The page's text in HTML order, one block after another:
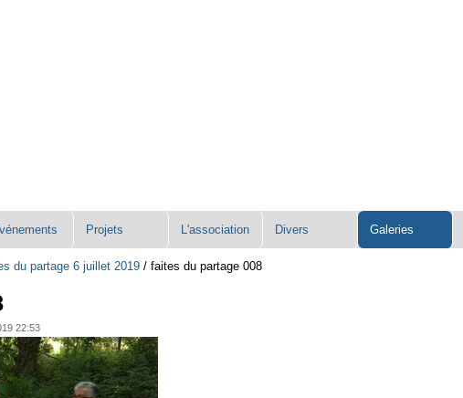
Projets L'association Divers Galeries
du partage 6 juillet 2019 /faites du partage 008
22:53